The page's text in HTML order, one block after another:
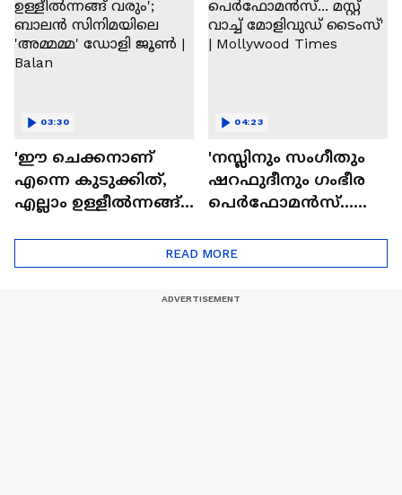
Stephen Devassy
'ഈ ചെക്കനാണ്
എന്നെ കുടുക്കിത്,
എല്ലാം ഉള്ളീൽന്നങ്ങ്
'അമ്മമ്മ' ഡോളി
03:30
'നസ്ലിനും സംഗീതും
ഷറഫുദീനും ഗംഭീര
പെർഫോമൻസ്...
ടൈംസ്' | Mollywood
Times
04:23
READ MORE